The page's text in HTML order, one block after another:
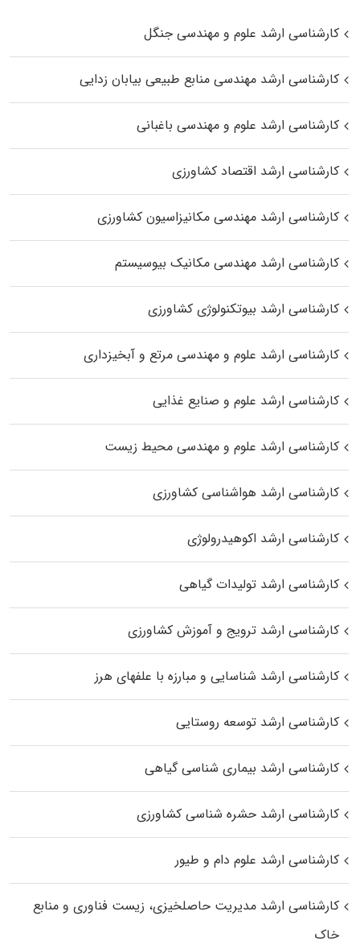
کارشناسی ارشد علوم و مهندسی جنگل
کارشناسی ارشد مهندسی منابع طبیعی بیابان زدایی
کارشناسی ارشد علوم و مهندسی باغبانی
کارشناسی ارشد اقتصاد کشاورزی
کارشناسی ارشد مهندسی مکانیزاسیون کشاورزی
کارشناسی ارشد مهندسی مکانیک بیوسیستم
کارشناسی ارشد بیوتکنولوژی کشاورزی
کارشناسی ارشد علوم و مهندسی مرتع و آبخیزداری
کارشناسی ارشد علوم و صنایع غذایی
کارشناسی ارشد علوم و مهندسی محیط زیست
کارشناسی ارشد هواشناسی کشاورزی
کارشناسی ارشد اکوهیدرولوژی
کارشناسی ارشد تولیدات گیاهی
کارشناسی ارشد ترویج و آموزش کشاورزی
کارشناسی ارشد شناسایی و مبارزه با علفهای هرز
کارشناسی ارشد توسعه روستایی
کارشناسی ارشد بیماری‌ شناسی گیاهی
کارشناسی ارشد حشره‌ شناسی کشاورزی
کارشناسی ارشد علوم دام و طیور
کارشناسی ارشد مدیریت حاصلخیزی، زیست فناوری و منابع
خاک